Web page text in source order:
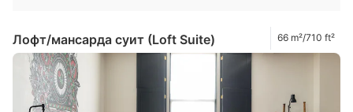
Лофт/мансарда суит (Loft Suite) 66 m²/710 ft²